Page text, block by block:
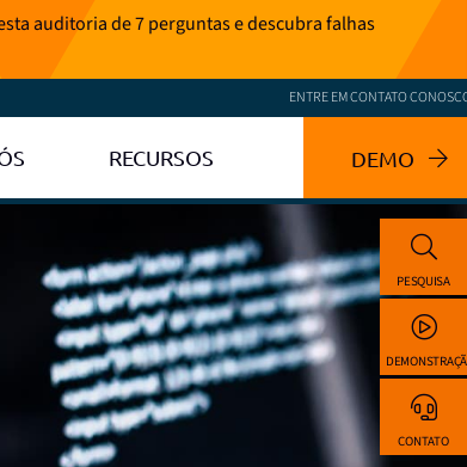
auditoria de 7 perguntas e descubra falhas
ENTRE EM CONTATO
RECURSOS DEMO
PESQUISA
CONTATO